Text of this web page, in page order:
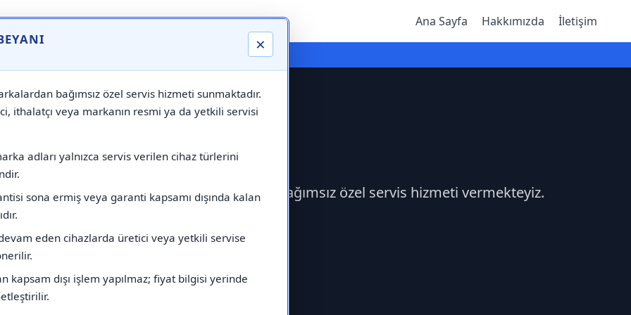
×
bağımsız özel servis hizmeti sunmaktadır.
ithalatçı veya markanın resmi ya da yetkili servisi
adları yalnızca servis verilen cihaz türlerini
sona ermiş veya garanti kapsamı dışında kalan
eden cihazlarda üretici veya yetkili servise
kapsam dışı işlem yapılmaz; fiyat bilgisi yerinde
Ana Sayfa Hakkımızda İletişim
⚠️ Markadan Bağımsız "Özel Servis" Hizmeti
Ferroli Servisi çağırabilirsiniz.Markadan bağımsız özel servis hizmeti vermekteyiz.